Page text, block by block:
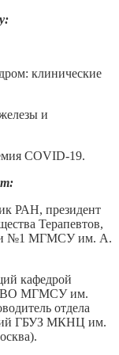
клинические
и
COVID-19.
РАН, президент
Терапевтов,
№1 МГМСУ им. А.
кафедрой
ВО МГМСУ им.
отдела
ГБУЗ МКНЦ им.